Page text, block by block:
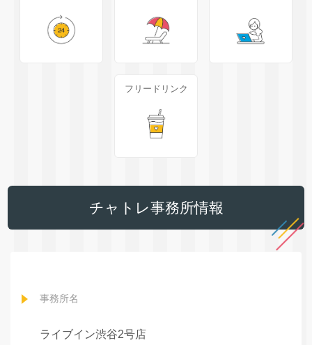
フリードリンク
チャトレ事務所情報
事務所名
ライブイン渋谷2号店